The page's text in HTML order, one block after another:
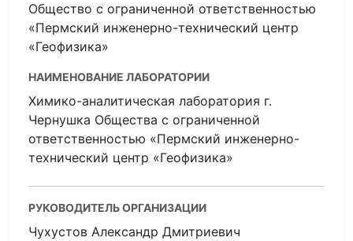
Общество с ограниченной ответственностью
«Пермский инженерно-технический центр
«Геофизика»
НАИМЕНОВАНИЕ ЛАБОРАТОРИИ
Химико-аналитическая лаборатория г.
Чернушка Общества с ограниченной
ответственностью «Пермский инженерно-
технический центр «Геофизика»
РУКОВОДИТЕЛЬ ОРГАНИЗАЦИИ
Чухустов Александр Дмитриевич